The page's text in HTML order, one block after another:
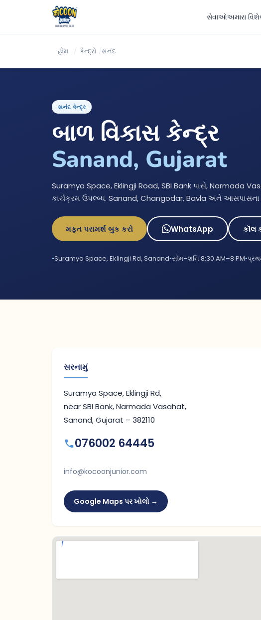
સેવાઓઅમારા વિશે
હોમ / કેન્દ્રો /સનંદ
સનંદ કેન્દ્ર
બાળ વિકાસ કેન્દ્ર
Sanand, Gujarat
Suramya Space, Eklingji Road, SBI Bank પાસે, Narmada
કાર્યક્રમ ઉપલ્બ્ધ. Sanand, Changodar, Bavla અને આસપાસના
મફત પરામર્શ બુક કરો WhatsApp કૉલ
Suramya Space, Eklingji Rd, Sanand સોમ–શનિ 8:30 AM–8 PM
સરનામું
Suramya Space, Eklingji Rd,
near SBI Bank, Narmada Vasahat,
Sanand, Gujarat – 382110
076002 64445
info@kocoonjunior.com
Google Maps પર ખોલો →